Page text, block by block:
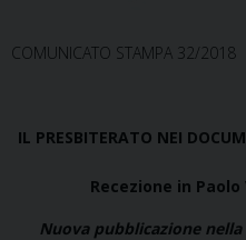
COMUNICATO STAMPA 32/2018
IL PRESBITERATO NEI
Recezione in Paolo
Nuova pubblicazione